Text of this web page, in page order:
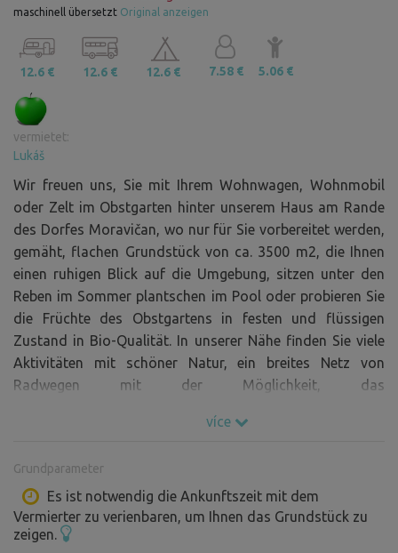
maschinell übersetzt Original anzeigen
12.6 € 12.6 € 12.6 € 7.58 € 5.06 €
vermietet:
Lukáš
Wir freuen uns, Sie mit Ihrem Wohnwagen, Wohnmobil
oder Zelt im Obstgarten hinter unserem Haus am Rande
des Dorfes Moravičan, wo nur für Sie vorbereitet werden,
gemäht, flachen Grundstück von ca. 3500 m2, die Ihnen
einen ruhigen Blick auf die Umgebung, sitzen unter den
Reben im Sommer plantschen im Pool oder probieren Sie
die Früchte des Obstgartens in festen und flüssigen
Zustand in Bio-Qualität. In unserer Nähe finden Sie viele
Aktivitäten mit schöner Natur, ein breites Netz von
Radwegen mit der Möglichkeit, das
Seen, oder die Mikro-Region Mohelnicko,
die Zábřežská vrchovina zu besuchen.
Wenn Sie nicht wandern möchten, gibt es auch
Sehenswürdigkeiten wie die Burg Bouzov, die Burg Mírov
více
Grundparameter
Es ist notwendig die Ankunftszeit mit dem
Vermierter zu verienbaren, um Ihnen das Grundstück zu
zeigen.